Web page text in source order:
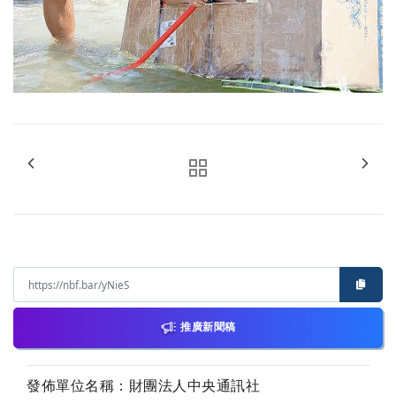
推廣新聞稿
發佈單位名稱：財團法人中央通訊社